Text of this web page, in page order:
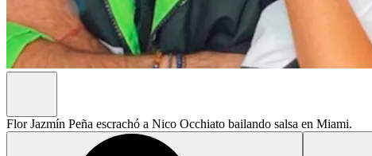
Flor Jazmín Peña escrachó a Nico Occhiato bailando salsa en Miami.